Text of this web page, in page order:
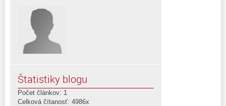
Štatistiky blogu
Počet článkov: 1
Celková čítanosť: 4986x